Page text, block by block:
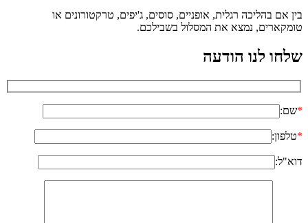
בין אם בהליכה רגלית, אופניים, סוסים, ג'יפים, טרקטורונים או
טומקארים, נמצא את המסלול בשבילכם.
שלחו לנו הודעה
*שם:
*טלפון:
דוא"ל: